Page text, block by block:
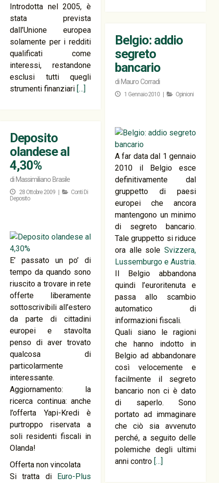
Introdotta nel 2005, è
stata prevista
dall’Unione europea
solamente per i redditi
qualificati come
interessi, restandone
esclusi tutti quegli
strumenti finanziari […]
Belgio: addio
segreto
bancario
di Mauro Corradi
1 Gennaio 2010 | Opinioni
A far data dal 1 gennaio
2010 il Belgio esce
definitivamente dal
gruppetto di paesi
europei che ancora
mantengono un minimo
di segreto bancario.
Tale gruppetto si riduce
ora alle soleSvizzera,
Lussemburgo e Austria.
Il Belgio abbandona
quindi l’euroritenuta e
passa allo scambio
automatico di
informazioni fiscali.
Quali siano le ragioni
che hanno indotto in
Belgio ad abbandonare
così velocemente e
facilmente il segreto
bancario non ci è dato
di saperlo. Sono
portato ad immaginare
che ciò sia avvenuto
perché, a seguito delle
polemiche degli ultimi
anni contro […]
Deposito
olandese al
4,30%
di Massimiliano Brasile
28 Ottobre 2009 |
Conti Di
Deposito
E’ passato un po’ di
tempo da quando sono
riuscito a trovare in rete
offerte liberamente
sottoscrivibili all’estero
da parte di cittadini
europei e stavolta
penso di aver trovato
qualcosa di
particolarmente
interessante.
Aggiornamento: la
ricerca continua: anche
l’offerta Yapi-Kredi è
purtroppo riservata a
soli residenti fiscali in
Olanda!
Offerta non vincolata
Si tratta di Euro-Plus